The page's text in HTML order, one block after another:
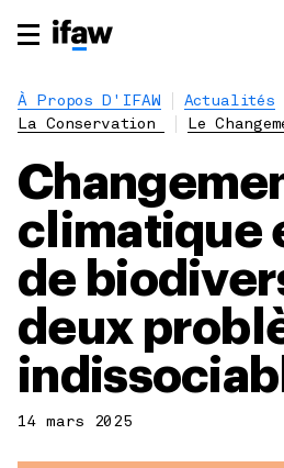
À Propos D'IFAW
Actualités
La Conservation
Le
climatique
de
deux
14 mars 2025